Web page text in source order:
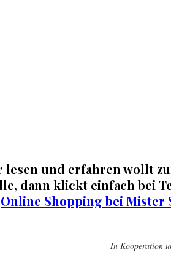
lesen und erfahren wollt
dann klickt einfach bei
Online Shopping bei Mister
In Kooperation